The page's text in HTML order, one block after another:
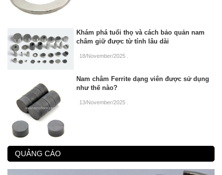
Khám phá tuổi thọ và cách bảo quản nam
châm giữ được từ tính lâu dài
18/November/2025
Nam châm Ferrite dạng viên được sử dụng
như thế nào?
13/November/2025
QUẢNG CÁO